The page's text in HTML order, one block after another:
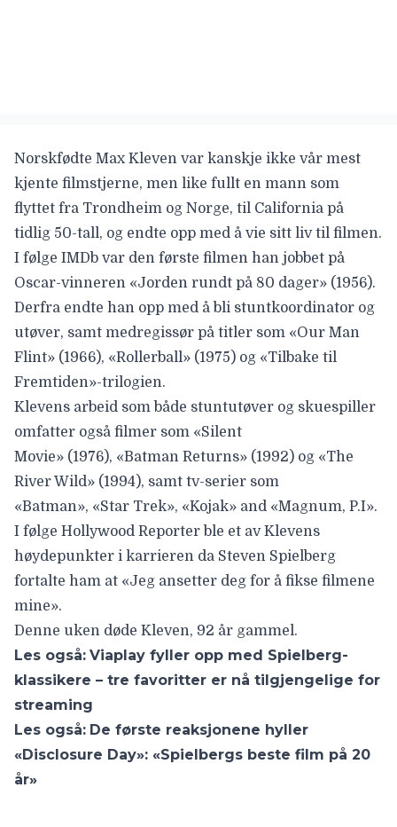
Norskfødte Max Kleven var kanskje ikke vår mest
kjente filmstjerne, men like fullt en mann som
flyttet fra Trondheim og Norge, til California på
tidlig 50-tall, og endte opp med å vie sitt liv til filmen.
I følge IMDb var den første filmen han jobbet på
Oscar-vinneren «Jorden rundt på 80 dager» (1956).
Derfra endte han opp med å bli stuntkoordinator og
utøver, samt medregissør på titler som «Our Man
Flint» (1966), «Rollerball » (1975) og «Tilbake til
Fremtiden»-trilogien.
Klevens arbeid som både stuntutøver og skuespiller
omfatter også filmer som «Silent
Movie» (1976), «Batman Returns» (1992) og «The
River Wild » (1994), samt tv-serier som
«Batman», «Star Trek», «Kojak» and «Magnum, P.I».
I følge Hollywood Reporter ble et av Klevens
høydepunkter i karrieren da Steven Spielberg
fortalte ham at «Jeg ansetter deg for å fikse filmene
mine».
Denne uken døde Kleven, 92 år gammel.
Les også: Viaplay fyller opp med Spielberg-
klassikere – tre favoritter er nå tilgjengelige for
streaming
Les også: De første reaksjonene hyller
«Disclosure Day»: «Spielbergs beste film på 20
år»